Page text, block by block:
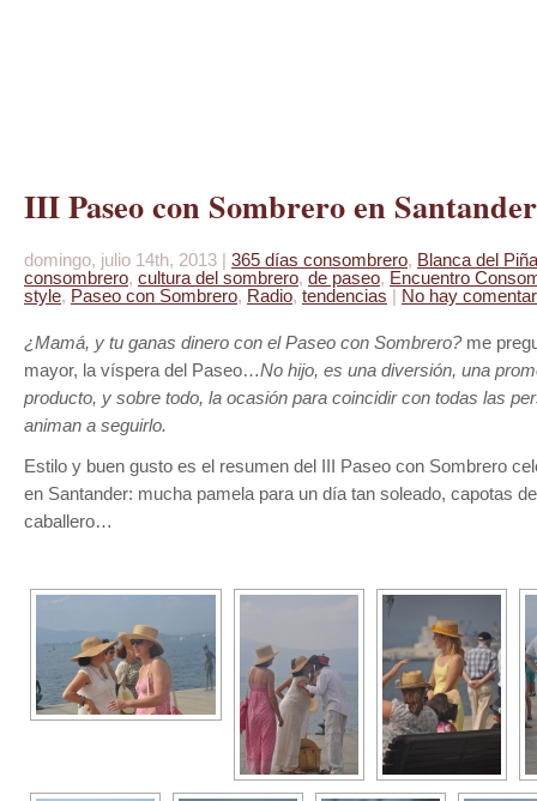
III Paseo con Sombrero en Santander
domingo, julio 14th, 2013 | 365 días consombrero, Blanca del
consombrero, cultura del sombrero, de paseo, Encuentro
style, Paseo con Sombrero, Radio, tendencias | No hay
¿Mamá, y tu ganas dinero con el Paseo con Sombrero?me
mayor, la víspera del Paseo…No hijo, es una diversión, una
producto, y sobre todo, la ocasión para coincidir con todas las
animan a seguirlo.
Estilo y buen gusto es el resumen del III Paseo con Sombrero
en Santander: mucha pamela para un día tan soleado, capotas
caballero…